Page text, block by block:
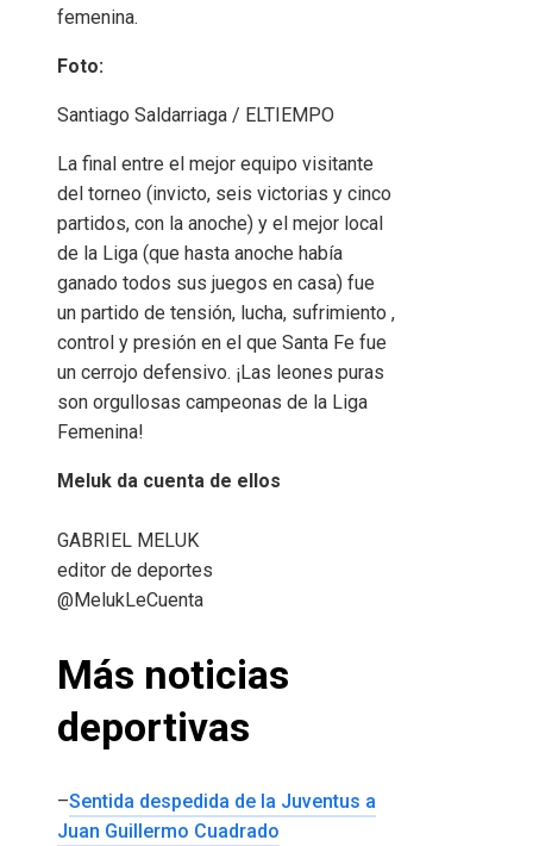
femenina.
Foto:
Santiago Saldarriaga / ELTIEMPO
La final entre el mejor equipo visitante
del torneo (invicto, seis victorias y cinco
partidos, con la anoche) y el mejor local
de la Liga (que hasta anoche había
ganado todos sus juegos en casa) fue
un partido de tensión, lucha, sufrimiento ,
control y presión en el que Santa Fe fue
un cerrojo defensivo. ¡Las leones puras
son orgullosas campeonas de la Liga
Femenina!
Meluk da cuenta de ellos
GABRIEL MELUK
editor de deportes
@MelukLeCuenta
Más noticias
deportivas
–Sentida despedida de la Juventus a
Juan Guillermo Cuadrado